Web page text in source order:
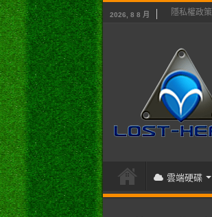
2026, 8 8 月 隱私權政策
雲端硬碟